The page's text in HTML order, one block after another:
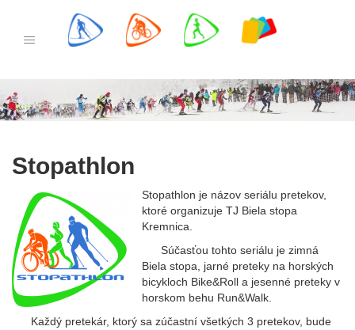
content
Stopathlon
Stopathlon je názov seriálu pretekov,
ktoré organizuje TJ Biela stopa
Kremnica.
Súčasťou tohto seriálu je zimná
Biela stopa, jarné preteky na horských
bicykloch Bike&Roll a jesenné preteky v
horskom behu Run&Walk.
Každý pretekár, ktorý sa zúčastní všetkých 3 pretekov, bude
PRETEKY
ŠTARTOVÁ LISTINA
VÝSLEDKY
INFORMÁCIE